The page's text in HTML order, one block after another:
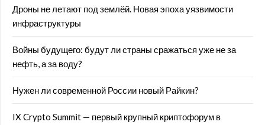
Дроны не летают под землёй. Новая эпоха уязвимости
инфраструктуры
Войны будущего: будут ли страны сражаться уже не за
нефть, а за воду?
Нужен ли современной России новый Райкин?
IX Crypto Summit — первый крупный криптофорум в